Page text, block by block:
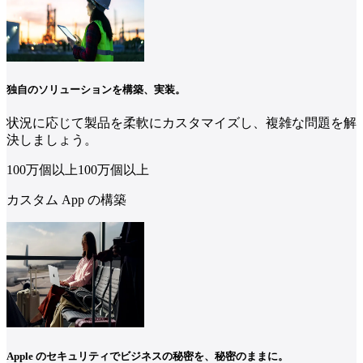
独自のソリューションを構築、実装。
状況に応じて製品を柔軟にカスタマイズし、複雑な問題を解
決しましょう。
100万個以上100万個以上
カスタム App の構築
Apple のセキュリティでビジネスの秘密を、秘密のままに。